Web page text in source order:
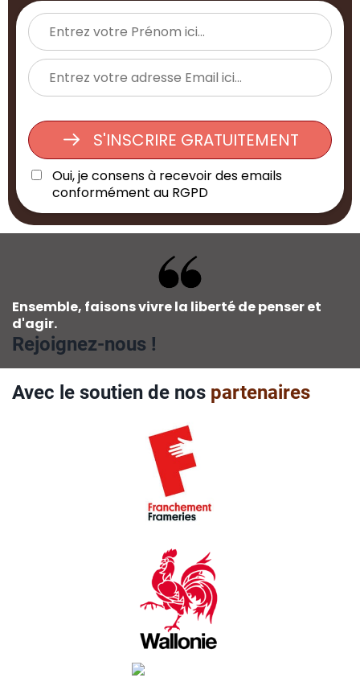
S'INSCRIRE GRATUITEMENT
Oui, je consens à recevoir des emails
conformément au RGPD
Ensemble, faisons vivre la liberté de penser et
d'agir.
Rejoignez-nous !
Avec le soutien de nos partenaires